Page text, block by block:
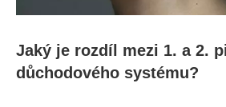
Jaký je rozdíl mezi 1. a 2.
důchodového systému?